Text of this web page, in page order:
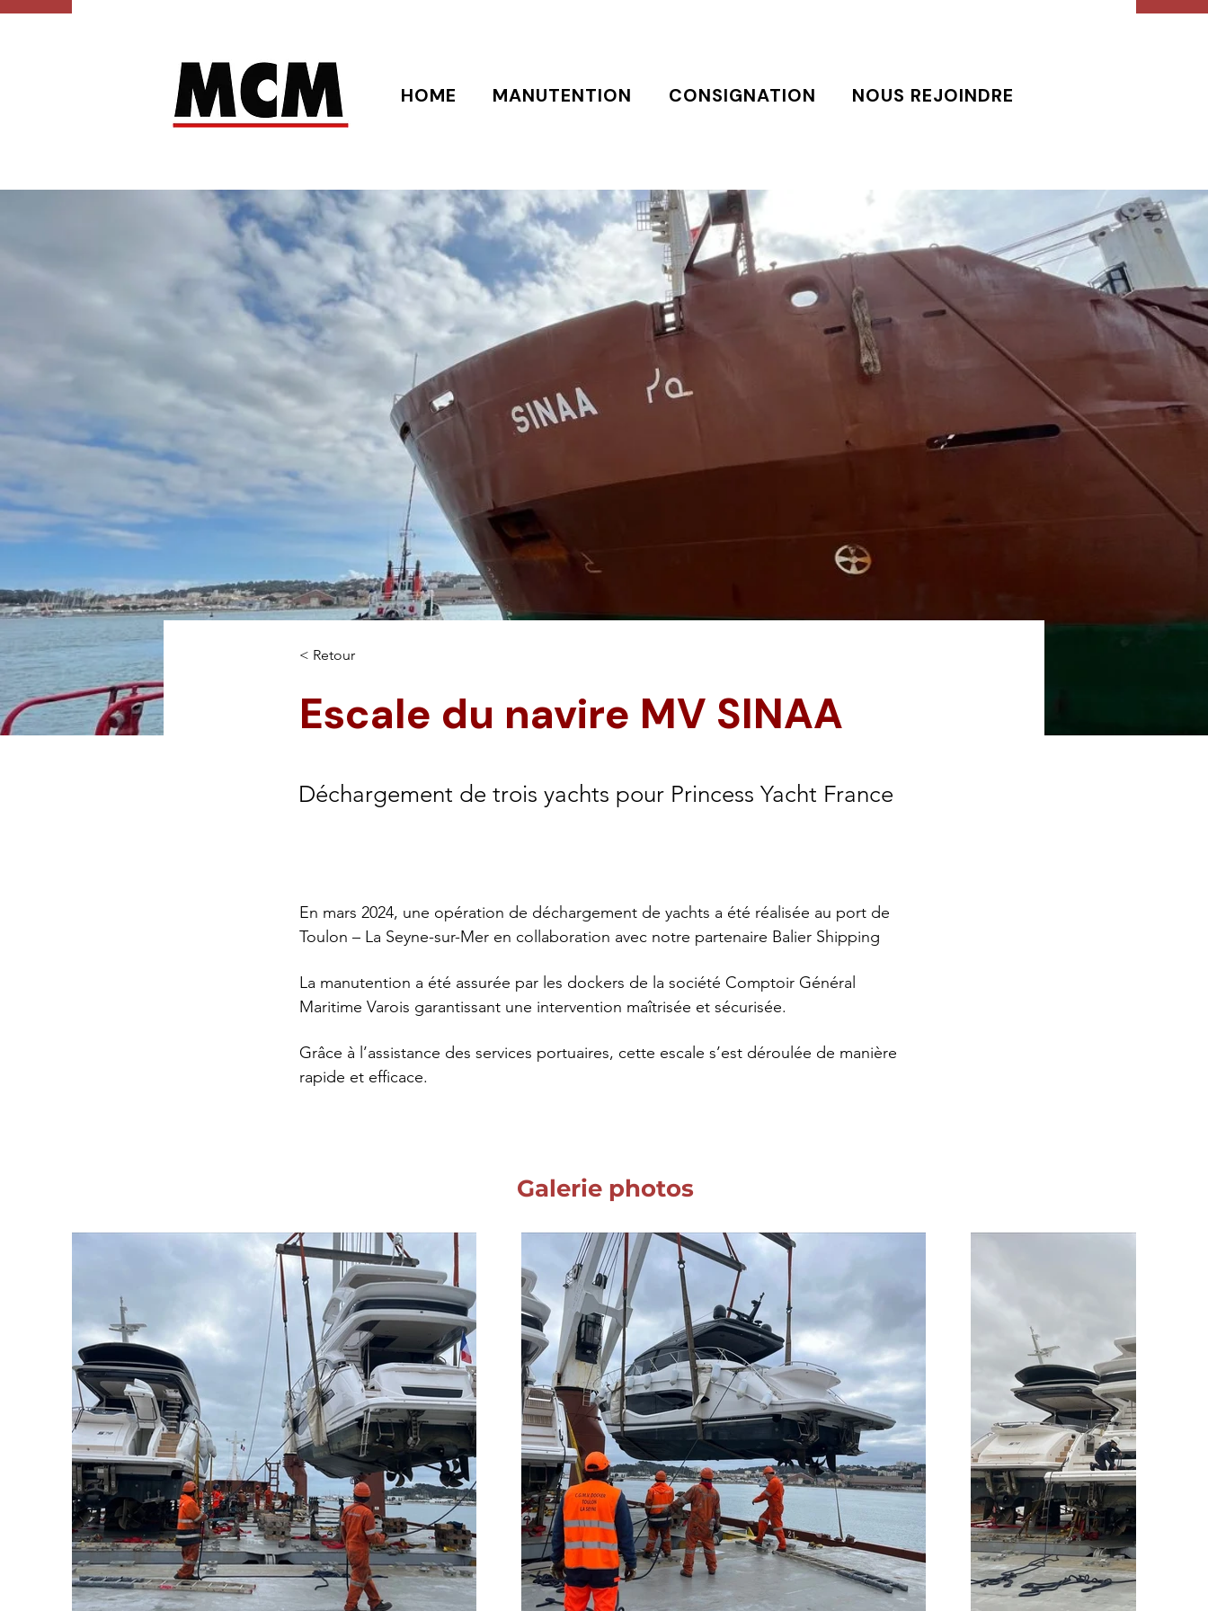
HOME MANUTENTION CONSIGNATION NOUS REJOINDRE
< Retour
Escale du navire MV SINAA
Déchargement de trois yachts pour Princess Yacht France
En mars 2024, une opération de déchargement de yachts a été réalisée au port de
Toulon – La Seyne-sur-Mer en collaboration avec notre partenaire Balier Shipping
La manutention a été assurée par les dockers de la société Comptoir Général
Maritime Varois garantissant une intervention maîtrisée et sécurisée.
Grâce à l’assistance des services portuaires, cette escale s’est déroulée de manière
rapide et efficace.
Galerie photos